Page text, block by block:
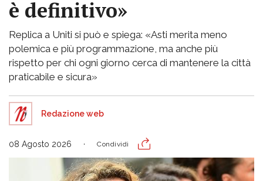
è definitivo»
Replica a Uniti si può e spiega: «Asti merita meno
polemica e più programmazione, ma anche più
rispetto per chi ogni giorno cerca di mantenere la città
praticabile e sicura»
Redazione web
08 Agosto 2026 Condividi